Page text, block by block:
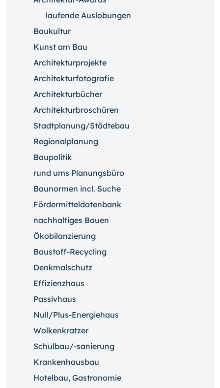
laufende Auslobungen
Baukultur
Kunst am Bau
Architekturprojekte
Architekturfotografie
Architekturbücher
Architekturbroschüren
Stadtplanung/Städtebau
Regionalplanung
Baupolitik
rund ums Planungsbüro
Baunormen incl. Suche
Fördermitteldatenbank
nachhaltiges Bauen
Ökobilanzierung
Baustoff-Recycling
Denkmalschutz
Effizienzhaus
Passivhaus
Null/Plus-Energiehaus
Wolkenkratzer
Schulbau/-sanierung
Krankenhausbau
Hotelbau, Gastronomie